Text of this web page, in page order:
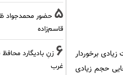
برخوردار
حجم زیادی
5 حضور محمدجواد
قاسم‌زاده
6 زنِ بادیگارد
غرب